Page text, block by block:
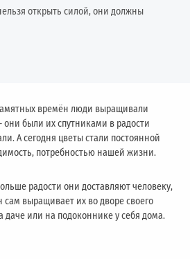
открыть силой, они должны
времён люди выращивали
они были их спутниками в радости
А сегодня цветы стали постоянной
потребностью нашей жизни.
радости они доставляют человеку,
сам выращивает их во дворе своего
даче или на подоконнике у себя дома.